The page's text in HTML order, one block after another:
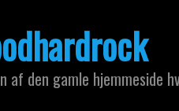
af den gamle hjemmeside